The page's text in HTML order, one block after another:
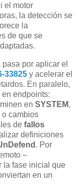
el motor
la detección se
la
de que se
por aplicar el
33825 y acelerar el
En paralelo,
endpoints:
en SYSTEM,
o cambios
de fallos
definiciones
. Por
–
fase inicial que
en un